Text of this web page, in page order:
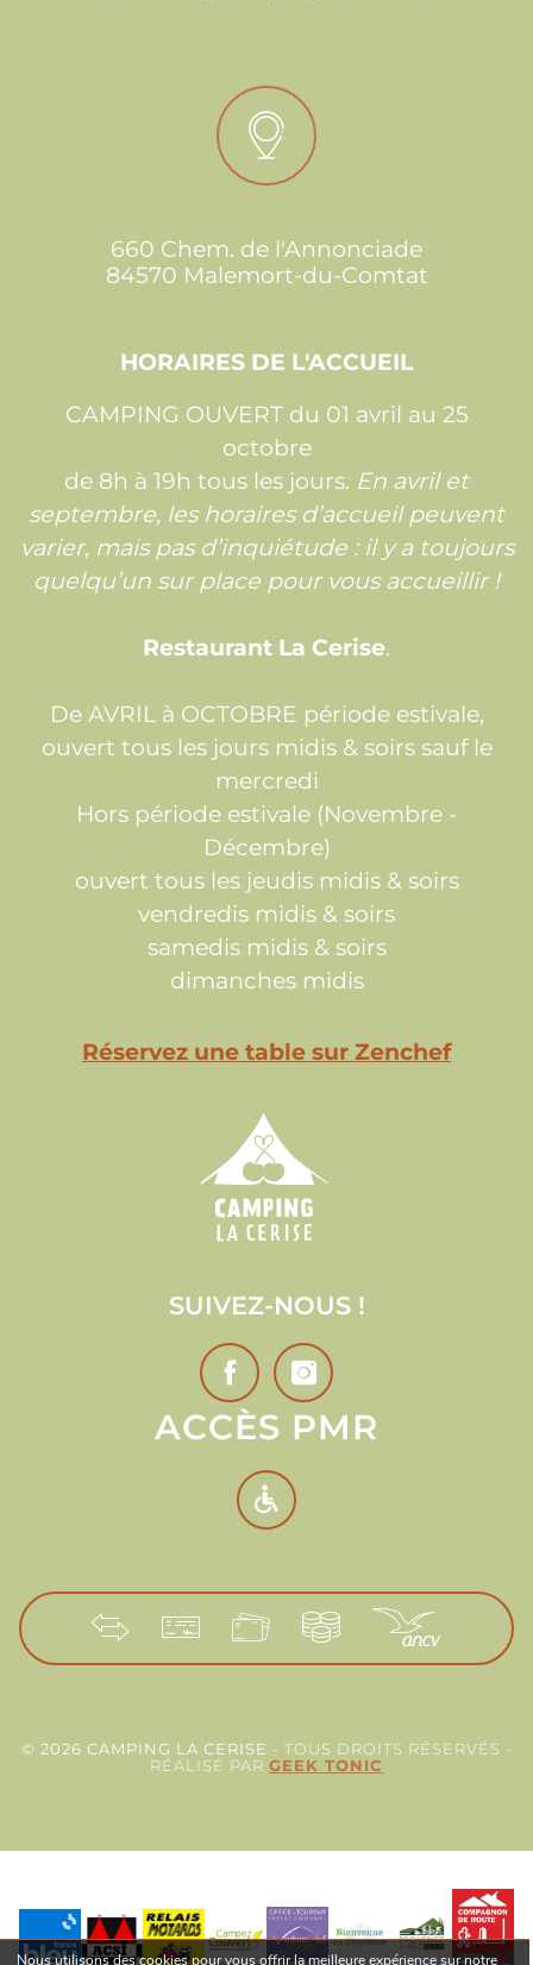
660 Chem. de l'Annonciade
84570 Malemort-du-Comtat
HORAIRES DE L'ACCUEIL
CAMPING OUVERT du 01 avril au 25
octobre
de 8h à 19h tous les jours. En avril et
septembre, les horaires d’accueil peuvent
varier, mais pas d’inquiétude : il y a toujours
quelqu’un sur place pour vous accueillir !
Restaurant La Cerise.
De AVRIL à OCTOBRE période estivale,
ouvert tous les jours midis & soirs sauf le
mercredi
Hors période estivale (Novembre -
Décembre)
ouvert tous les jeudis midis & soirs
vendredis midis & soirs
samedis midis & soirs
dimanches midis
Réservez une table sur Zenchef
SUIVEZ-NOUS !
ACCÈS PMR
© 2026 CAMPING LA CERISE - TOUS DROITS RÉSERVÉS -
RÉALISÉ PAR GEEK TONIC
Nous utilisons des cookies pour vous offrir la meilleure expérience sur notre